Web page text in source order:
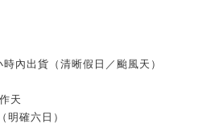
內出貨（清晰假日／颱風天）
天
明確六日）